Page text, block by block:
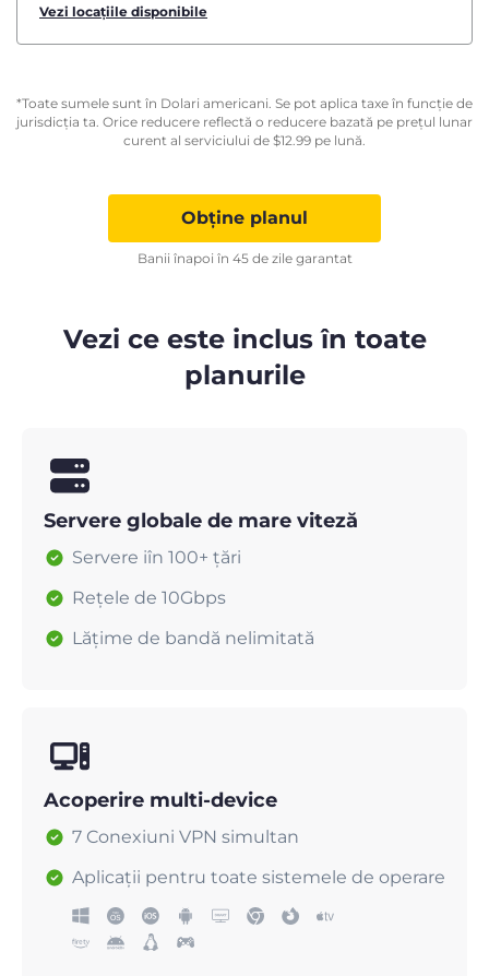
Vezi locațiile disponibile
*Toate sumele sunt în Dolari americani. Se pot aplica taxe în funcție de
jurisdicția ta. Orice reducere reflectă o reducere bazată pe prețul lunar
curent al serviciului de $12.99 pe lună.
Obține planul
Banii înapoi în 45 de zile garantat
Vezi ce este inclus în toate
planurile
Servere globale de mare viteză
Servere iîn 100+ țări
Rețele de 10Gbps
Lățime de bandă nelimitată
Acoperire multi-device
7 Conexiuni VPN simultan
Aplicații pentru toate sistemele de operare